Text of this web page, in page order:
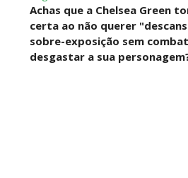
Lucha Libre AAA: Verano De
Unknown-Jul 26 2026
Achas que a Chelsea Green
certa ao não querer
sobre-exposição sem
desgastar a sua